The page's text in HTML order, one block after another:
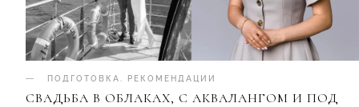
ПОДГОТОВКА РЕКОМЕНДАЦИИ
СВАДЬБА В ОБЛАКАХ, С АКВАЛАНГОМ И ПОД